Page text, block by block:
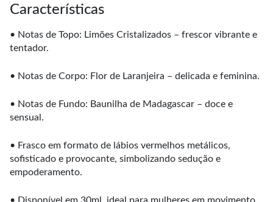
Características
• Notas de Topo: Limões Cristalizados – frescor vibrante e
tentador.
• Notas de Corpo: Flor de Laranjeira – delicada e feminina.
• Notas de Fundo: Baunilha de Madagascar – doce e
sensual.
• Frasco em formato de lábios vermelhos metálicos,
sofisticado e provocante, simbolizando sedução e
empoderamento.